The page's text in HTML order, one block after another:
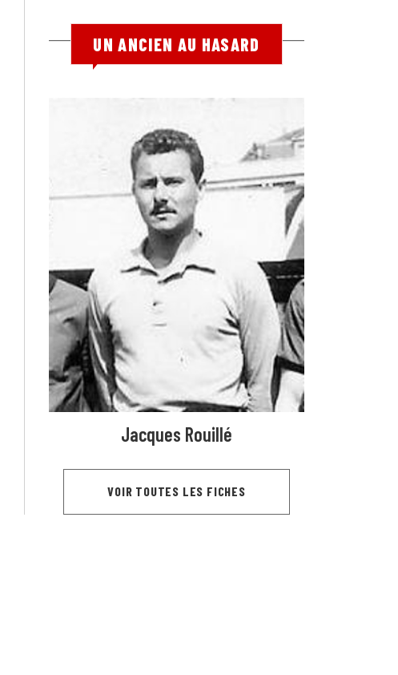
UN ANCIEN AU HASARD
Jacques Rouillé
VOIR TOUTES LES FICHES